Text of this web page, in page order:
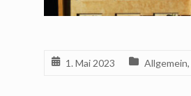
1. Mai 2023 Allgemein,